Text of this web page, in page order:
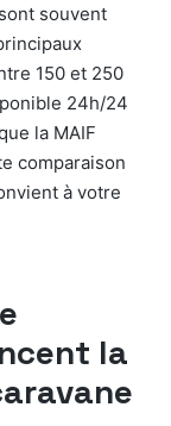
souvent
150 et 250
24h/24
la MAIF
comparaison
à votre
la